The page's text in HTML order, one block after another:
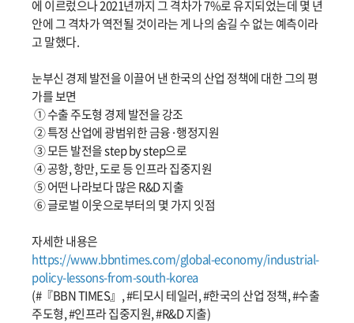
에 이르렀으나 2021년까지 그 격차가 7%로 유지되었는데 몇 년
안에 그 격차가 역전될 것이라는 게 나의 숨길 수 없는 예측이라
고 말했다.
눈부신 경제 발전을 이끌어 낸 한국의 산업 정책에 대한 그의 평
가를 보면
① 수출 주도형 경제 발전을 강조
② 특정 산업에 광범위한 금융·행정지원
③ 모든 발전을 step by step으로
④ 공항, 항만, 도로 등 인프라 집중지원
⑤ 어떤 나라보다 많은 R&D 지출
⑥ 글로벌 이웃으로부터의 몇 가지 잇점
자세한 내용은
https://www.bbntimes.com/global-economy/industrial-
policy-lessons-from-south-korea
(#『BBN TIMES』, #티모시 테일러, #한국의 산업 정책, #수출
주도형, #인프라 집중지원, #R&D 지출)